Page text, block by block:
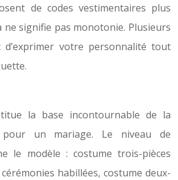
de codes vestimentaires plus
ne signifie pas monotonie. Plusieurs
votre personnalité tout
la base incontournable de la
pour un mariage. Le niveau de
le modèle : costume trois-pièces
habillées, costume deux-